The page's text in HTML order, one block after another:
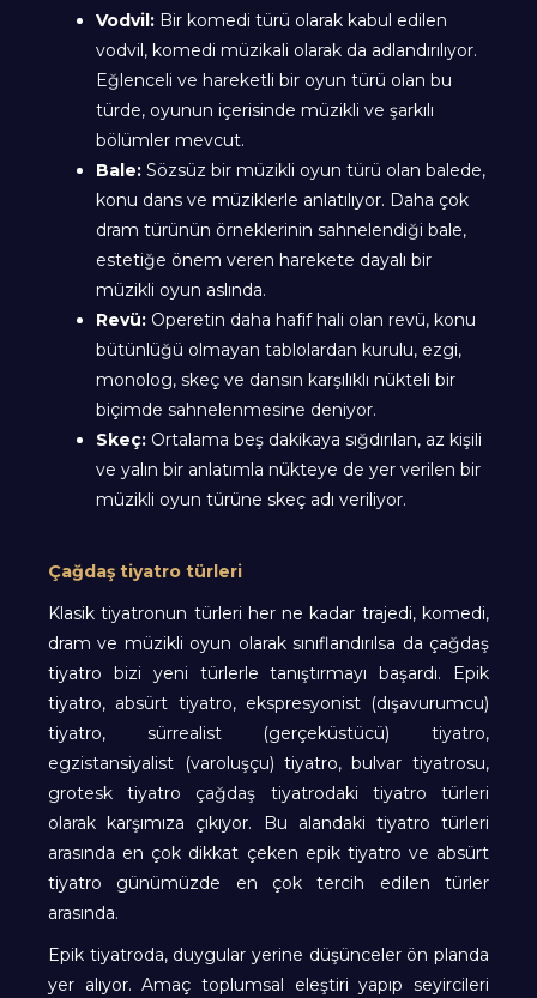
Vodvil: Bir komedi türü olarak kabul edilen
vodvil, komedi müzikali olarak da adlandırılıyor.
Eğlenceli ve hareketli bir oyun türü olan bu
türde, oyunun içerisinde müzikli ve şarkılı
bölümler mevcut.
Bale: Sözsüz bir müzikli oyun türü olan balede,
konu dans ve müziklerle anlatılıyor. Daha çok
dram türünün örneklerinin sahnelendiği bale,
estetiğe önem veren harekete dayalı bir
müzikli oyun aslında.
Revü: Operetin daha hafif hali olan revü, konu
bütünlüğü olmayan tablolardan kurulu, ezgi,
monolog, skeç ve dansın karşılıklı nükteli bir
biçimde sahnelenmesine deniyor.
Skeç: Ortalama beş dakikaya sığdırılan, az kişili
ve yalın bir anlatımla nükteye de yer verilen bir
müzikli oyun türüne skeç adı veriliyor.
Çağdaş tiyatro türleri
Klasik tiyatronun türleri her ne kadar trajedi, komedi,
dram ve müzikli oyun olarak sınıflandırılsa da çağdaş
tiyatro bizi yeni türlerle tanıştırmayı başardı. Epik
tiyatro, absürt tiyatro, ekspresyonist (dışavurumcu)
tiyatro, sürrealist (gerçeküstücü) tiyatro,
egzistansiyalist (varoluşçu) tiyatro, bulvar tiyatrosu,
grotesk tiyatro çağdaş tiyatrodaki tiyatro türleri
olarak karşımıza çıkıyor. Bu alandaki tiyatro türleri
arasında en çok dikkat çeken epik tiyatro ve absürt
tiyatro günümüzde en çok tercih edilen türler
arasında.
Epik tiyatroda, duygular yerine düşünceler ön planda
yer alıyor. Amaç toplumsal eleştiri yapıp seyircileri